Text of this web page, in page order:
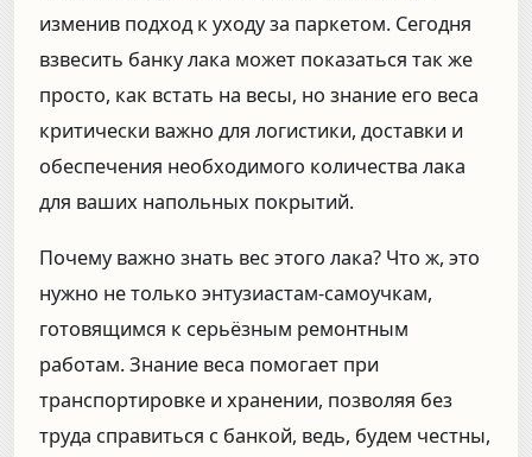
изменив подход к уходу за паркетом. Сегодня
взвесить банку лака может показаться так же
просто, как встать на весы, но знание его веса
критически важно для логистики, доставки и
обеспечения необходимого количества лака
для ваших напольных покрытий.
Почему важно знать вес этого лака? Что ж, это
нужно не только энтузиастам-самоучкам,
готовящимся к серьёзным ремонтным
работам. Знание веса помогает при
транспортировке и хранении, позволяя без
труда справиться с банкой, ведь, будем честны,